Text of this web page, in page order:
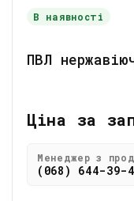
В наявності
ПВЛ
Ціна за
Менеджер з
(068) 644-39-